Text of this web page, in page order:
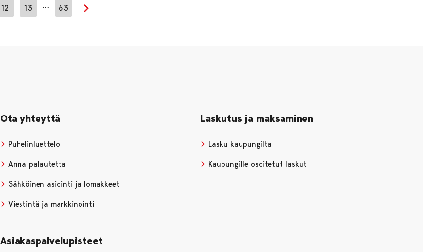
12 13 … 63
Ota yhteyttä
Puhelinluettelo
Anna palautetta
Sähköinen asiointi ja lomakkeet
Viestintä ja markkinointi
Laskutus ja maksaminen
Lasku kaupungilta
Kaupungille osoitetut laskut
Asiakaspalvelupisteet